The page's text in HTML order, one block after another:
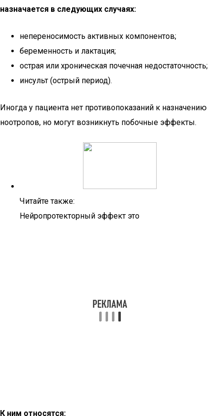
назначается в следующих случаях:
непереносимость активных компонентов;
беременность и лактация;
острая или хроническая почечная недостаточность;
инсульт (острый период).
Иногда у пациента нет противопоказаний к назначению
ноотропов, но могут возникнуть побочные эффекты.
Читайте также:
Нейропротекторный эффект это
К ним относятся: